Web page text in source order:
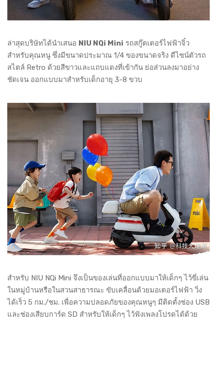
ล่าสุดบริษัทได้นำเสนอ NIU NQi Mini รถสกู๊ตเตอร์ไฟฟ้าจิ๋ว
สำหรับคุณหนู ซึ่งมีขนาดประมาณ 1/4 ของขนาดจริง ดีไซน์ตัวรถ
สไตล์ Retro ด้วยสีขาวและแถบแดงที่เข้ากัน ย่อส่วนลงมาอย่าง
ชัดเจน ออกแบบมาสำหรับเด็กอายุ 3-8 ขวบ
สำหรับ NIU NQi Mini จึงเป็นของเล่นที่ออกแบบมาให้เด็กๆ ไว้ขี่เล่น
ในหมู่บ้านหรือในสวนสาธารณะ ขับเคลื่อนด้วยมอเตอร์ไฟฟ้า วิ่ง
ได้เร็ว 5 กม./ชม. เพื่อความปลอดภัยของคุณหนูๆ มีติดตั้งช่อง USB
และช่องเสียบการ์ด SD สำหรับให้เด็กๆ ไว้ฟังเพลงโปรดได้ด้วย